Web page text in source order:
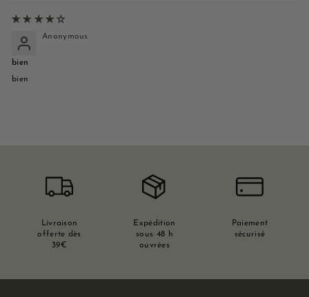
Anonymous
bien
bien
Livraison
offerte dès
39€
Expédition
sous 48 h
ouvrées
Paiement
sécurisé